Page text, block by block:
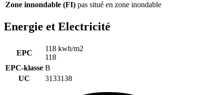
Zone innondable (FI) pas situé en zone inondable
Energie et Electricité
EPC
118 kwh/m2
118
EPC-klasse B
UC
3133138